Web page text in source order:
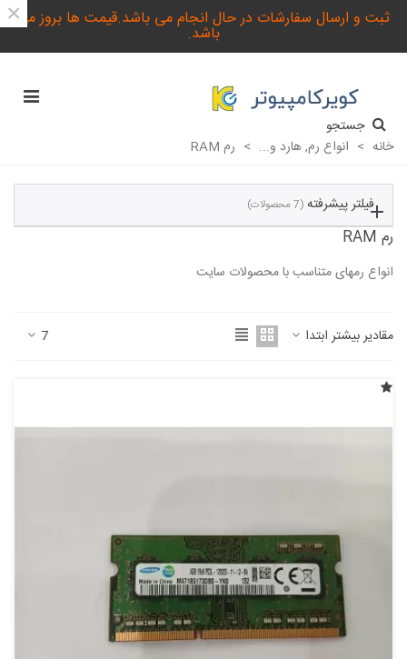
ثبت و ارسال سفارشات در حال انجام می باشد.قیمت ها بروز می
باشد.
×
جستجو
خانه > انواع رم, هارد و... > رم RAM
فیلتر پیشرفته (7 محصولات)
رم RAM
انواع رمهای متناسب با محصولات سایت
مقادیر بیشتر ابتدا 7